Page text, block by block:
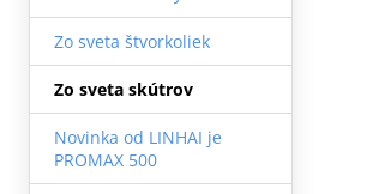
Zo sveta štvorkoliek
Zo sveta skútrov
Novinka od LINHAI je
PROMAX 500